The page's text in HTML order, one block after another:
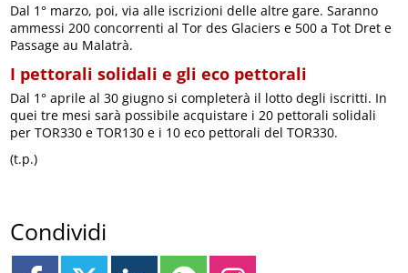
Dal 1° marzo, poi, via alle iscrizioni delle altre gare. Saranno
ammessi 200 concorrenti al Tor des Glaciers e 500 a Tot Dret e
Passage au Malatrà.
I pettorali solidali e gli eco pettorali
Dal 1° aprile al 30 giugno si completerà il lotto degli iscritti. In
quei tre mesi sarà possibile acquistare i 20 pettorali solidali
per TOR330 e TOR130 e i 10 eco pettorali del TOR330.
(t.p.)
Condividi